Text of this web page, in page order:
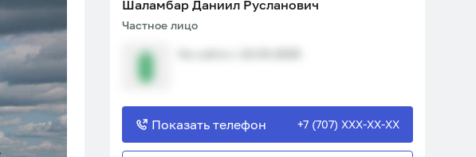
Шаламбар Даниил Русланович
Частное лицо
Показать телефон +7 (707) XXX-XX-XX